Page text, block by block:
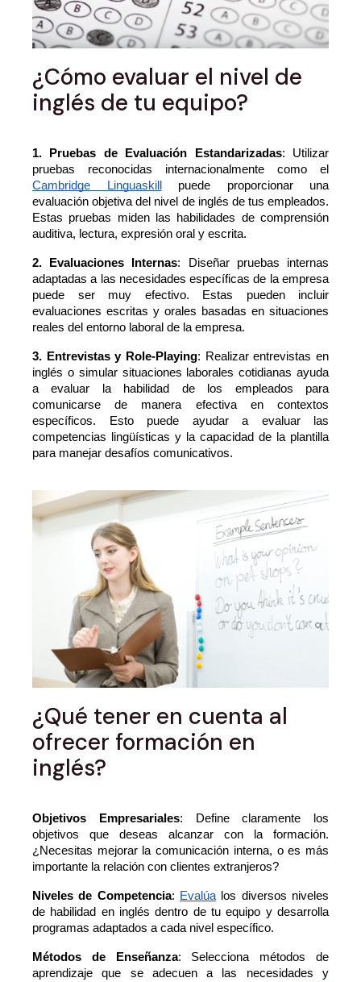
¿Cómo evaluar el nivel de
inglés de tu equipo?
1. Pruebas de Evaluación Estandarizadas: Utilizar
Cambridge Linguaskill
puede proporcionar una
evaluación objetiva del nivel de inglés de tus empleados.
Estas pruebas miden las habilidades de comprensión
auditiva, lectura, expresión oral y escrita.
2. Evaluaciones Internas: Diseñar pruebas internas
adaptadas a las necesidades específicas de la empresa
puede ser muy efectivo. Estas pueden incluir
evaluaciones escritas y orales basadas en situaciones
reales del entorno laboral de la empresa.
3. Entrevistas y Role-Playing: Realizar entrevistas en
inglés o simular situaciones laborales cotidianas ayuda
a evaluar la habilidad de los empleados para
comunicarse de manera efectiva en contextos
específicos. Esto puede ayudar a evaluar las
competencias lingüísticas y la capacidad de la plantilla
para manejar desafíos comunicativos.
¿Qué tener en cuenta al
ofrecer formación en
inglés?
Objetivos Empresariales: Define claramente los
objetivos que deseas alcanzar con la formación.
¿Necesitas mejorar la comunicación interna, o es más
importante la relación con clientes extranjeros?
Niveles de Competencia: Evalúa los diversos niveles
de habilidad en inglés dentro de tu equipo y desarrolla
programas adaptados a cada nivel específico.
Métodos de Enseñanza: Selecciona métodos de
aprendizaje que se adecuen a las necesidades y